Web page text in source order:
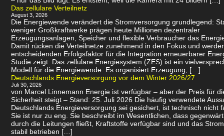
Das zellulare Verteilnetz
August 3, 2026
Die Energiewende verändert die Stromversorgung grundlegend:
weniger Großkraftwerke prägen heute Millionen dezentraler
Erzeugungsanlagen, Speicher und flexible Verbraucher das
Damit rücken die Verteilnetze zunehmend in den Fokus und
entscheidenden Erfolgsfaktor für die Integration erneuerbarer
Studie zeigt: Das zellulare Energiesystem (ZES) ist ein
Modell für die Energiewende: Es organisiert Erzeugung, […]
Deutschlands Energieversorgung vor dem Winter 2026/27
Juli 30, 2026
von Marcel Linnemann Energie ist verfügbar – aber der Preis für
Sicherheit steigt – Stand: 25. Juli 2026 Die häufig verwendete
Deutschlands Energieversorgung sei gesichert, ist technisch nicht
Sie ist nur zu eng. Sie beschreibt im Wesentlichen, dass
durch die Leitungen fließt, Kraftstoffe verfügbar sind und das
stabil betrieben […]